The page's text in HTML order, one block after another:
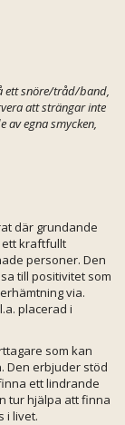
ett snöre/tråd/band,
att strängar inte
egna smycken,
där grundande
ett kraftfullt
personer. Den
till positivitet som
via.
placerad i
som kan
Den erbjuder stöd
ett lindrande
tur hjälpa att finna
i livet.